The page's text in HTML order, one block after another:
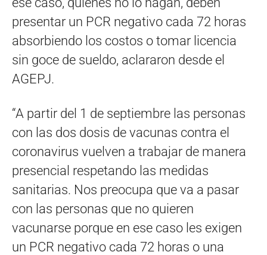
presentar un PCR negativo cada 72 horas
absorbiendo los costos o tomar licencia
sin goce de sueldo, aclararon desde el
AGEPJ.
“A partir del 1 de septiembre las personas
con las dos dosis de vacunas contra el
coronavirus vuelven a trabajar de manera
presencial respetando las medidas
sanitarias. Nos preocupa que va a pasar
con las personas que no quieren
vacunarse porque en ese caso les exigen
un PCR negativo cada 72 horas o una